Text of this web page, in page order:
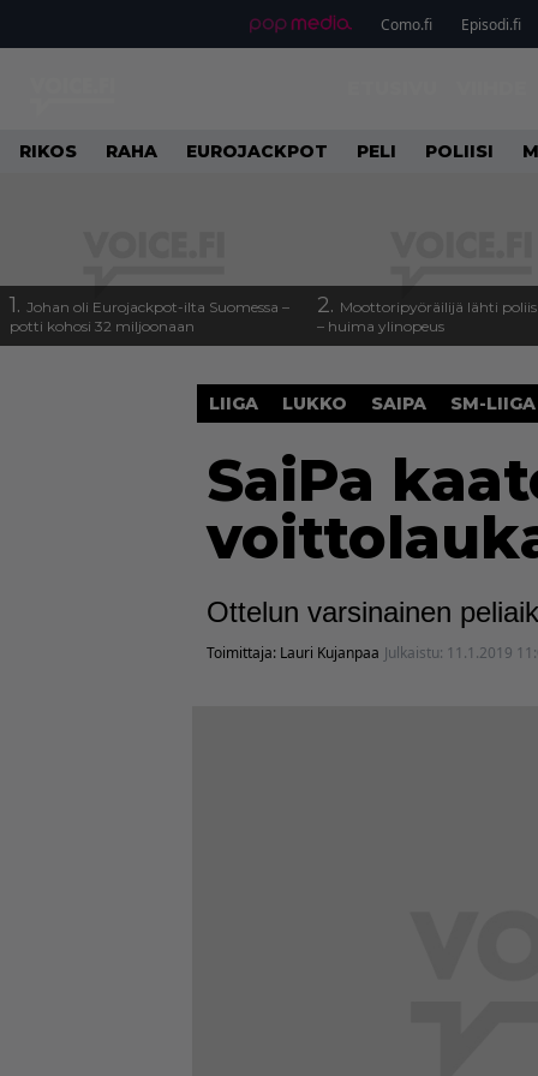
Como.fi Episodi.fi
RIKOS RAHA EUROJACKPOT PELI POLIISI
1. Johan oli Eurojackpot-ilta Suomessa –
potti kohosi 32 miljoonaan
2. Moottoripyöräilijä lähti
– huima ylinopeus
LIIGA LUKKO SAIPA SM-LIIGA
SaiPa
Ottelun varsinainen
Toimittaja: Lauri Kujanpaa Julkaistu: 11.1.2019